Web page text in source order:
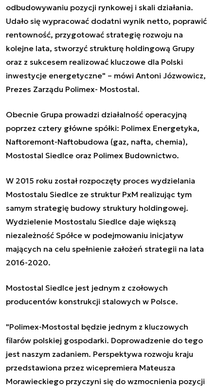
odbudowywaniu pozycji rynkowej i skali działania.
Udało się wypracować dodatni wynik netto, poprawić
rentowność, przygotować strategię rozwoju na
kolejne lata, stworzyć strukturę holdingową Grupy
oraz z sukcesem realizować kluczowe dla Polski
inwestycje energetyczne" – mówi Antoni Józwowicz,
Prezes Zarządu Polimex- Mostostal.
Obecnie Grupa prowadzi działalność operacyjną
poprzez cztery główne spółki: Polimex Energetyka,
Naftoremont-Naftobudowa (gaz, nafta, chemia),
Mostostal Siedlce oraz Polimex Budownictwo.
W 2015 roku został rozpoczęty proces wydzielania
Mostostalu Siedlce ze struktur PxM realizując tym
samym strategię budowy struktury holdingowej.
Wydzielenie Mostostalu Siedlce daje większą
niezależność Spółce w podejmowaniu inicjatyw
mających na celu spełnienie założeń strategii na lata
2016-2020.
Mostostal Siedlce jest jednym z czołowych
producentów konstrukcji stalowych w Polsce.
"Polimex-Mostostal będzie jednym z kluczowych
filarów polskiej gospodarki. Doprowadzenie do tego
jest naszym zadaniem. Perspektywa rozwoju kraju
przedstawiona przez wicepremiera Mateusza
Morawieckiego przyczyni się do wzmocnienia pozycji